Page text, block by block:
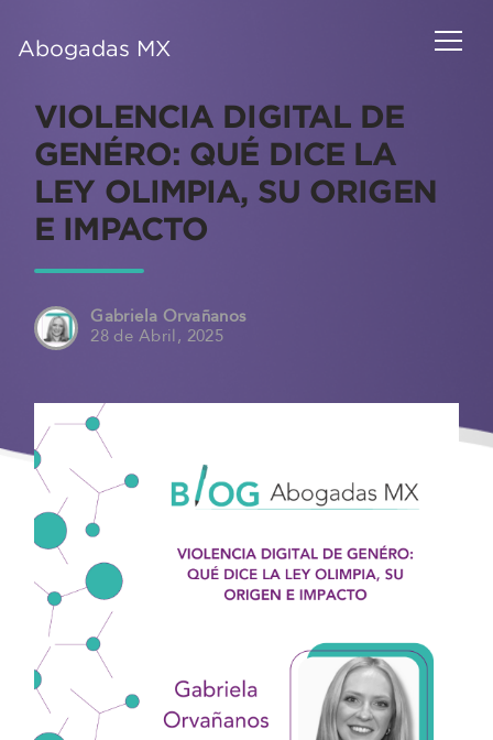
Abogadas MX
VIOLENCIA DIGITAL DE
GENÉRO: QUÉ DICE LA
LEY OLIMPIA, SU ORIGEN
E IMPACTO
Gabriela Orvañanos
28 de Abril, 2025